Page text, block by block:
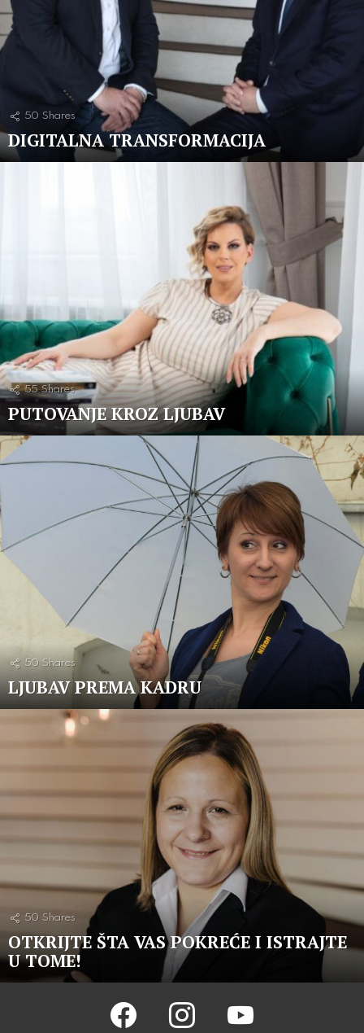
50 Shares
DIGITALNA TRANSFORMACIJA
55 Shares
PUTOVANJE KROZ LJUBAV
50 Shares
LJUBAV PREMA KADRU
50 Shares
OTKRIJTE ŠTA VAS POKREĆE I ISTRAJTE
U TOME!
facebook instagram youtube